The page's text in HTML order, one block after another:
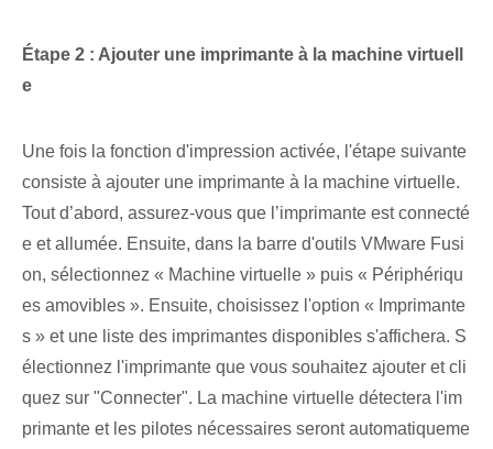
Étape 2 : Ajouter une imprimante à la machine virtuell
e
Une fois la fonction d'impression activée, l'étape suivante
consiste à ajouter une imprimante à la machine virtuelle.
Tout d’abord, assurez-vous que l’imprimante est connecté
e et allumée. Ensuite, dans la barre d'outils VMware Fusi
on, sélectionnez « Machine virtuelle » puis « Périphériqu
es amovibles ». Ensuite, choisissez l'option « Imprimante
s » et une liste des imprimantes disponibles s'affichera. S
électionnez l'imprimante que vous souhaitez ajouter et cli
quez sur "Connecter". La machine virtuelle détectera l'im
primante et les pilotes nécessaires seront automatiqueme